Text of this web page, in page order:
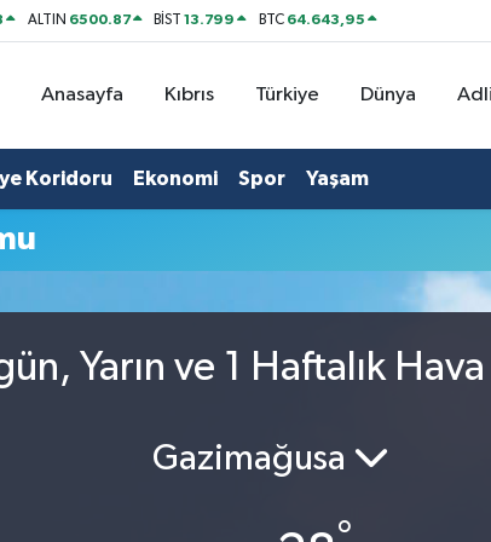
ALTIN 6500.87 BİST13.799 BTC 64.643,95
Anasayfa Kıbrıs Türkiye Dünya
Koridoru Ekonomi Spor Yaşam
Yarın ve 1 Haftalık
Gazimağusa